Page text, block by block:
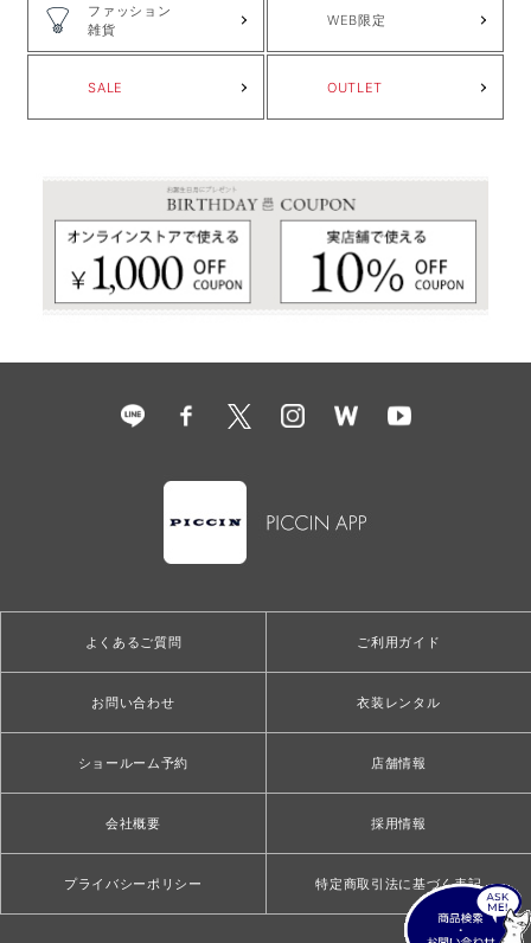
ファッション
雑貨
WEB限定
SALE OUTLET
よくあるご質問 ご利用ガイド
お問い合わせ 衣装レンタル
ショールーム予約 店舗情報
会社概要 採用情報
プライバシーポリシー 特定商取引法に基づく表記